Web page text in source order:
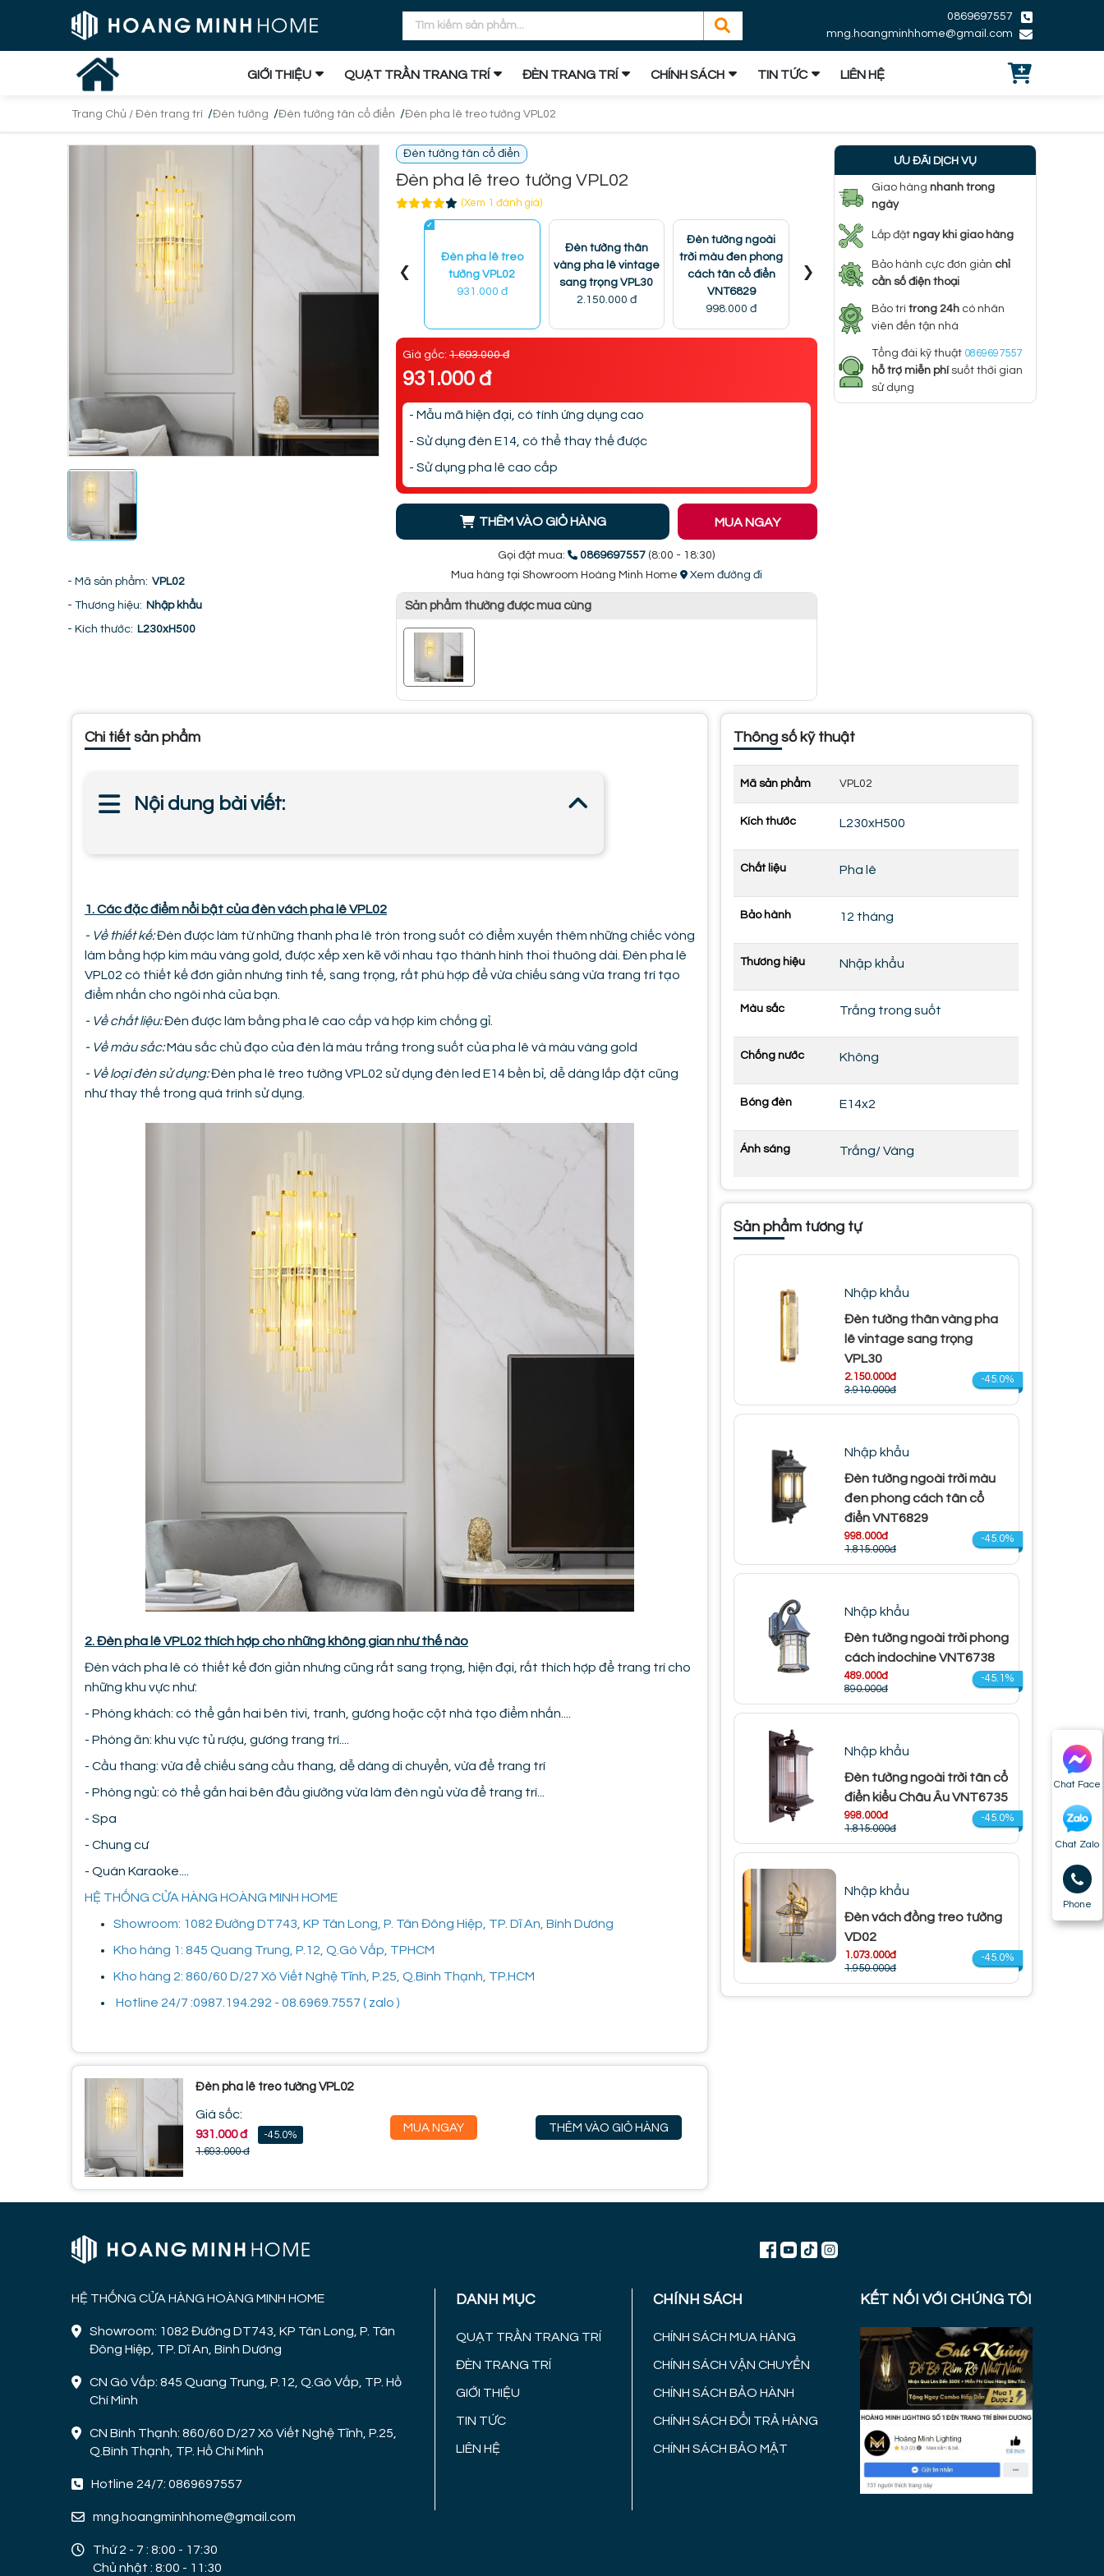
0869697557
mng.hoangminhhome@gmail.com
GIỚI THIỆU QUẠT TRẦN TRANG TRÍ ĐÈN TRANG TRÍ CHÍNH SÁCH TIN TỨC LIÊN HỆ
Chat Face
Chat Zalo
Phone
Trang Chủ / Đèn trang trí /Đèn tường /Đèn tường tân cổ điển /Đèn pha lê treo tường VPL02
- Mã sản phẩm: VPL02
- Thương hiệu: Nhập khẩu
- Kích thước: L230xH500
Đèn tường tân cổ điển
Đèn pha lê treo tường VPL02
(Xem 1 đánh giá)
Đèn pha lê treo
tường VPL02
931.000 đ
Đèn tường thân
vàng pha lê vintage
sang trọng VPL30
2.150.000 đ
Đèn tường ngoài
trời màu đen phong
cách tân cổ điển
VNT6829
998.000 đ
Đèn tường ngoài
trời phong cách
indochine VNT6738
trời tân cổ điển kiểu
Châu Âu VNT6735
‹ ›
Giá gốc: 1.693.000 đ
931.000 đ
- Mẫu mã hiện đại, có tính ứng dụng cao
- Sử dụng đèn E14, có thể thay thế được
- Sử dụng pha lê cao cấp
THÊM VÀO GIỎ HÀNG MUA NGAY
Gọi đặt mua: 0869697557 (8:00 - 18:30)
Mua hàng tại Showroom Hoàng Minh Home
Xem đường đi
Sản phẩm thường được mua cùng
ƯU ĐÃI DỊCH VỤ
Giao hàng nhanh trong
ngày
Lắp đặt ngay khi giao hàng
Bảo hành cực đơn giản chỉ
cần số điện thoại
Bảo trì trong 24hcó nhân
viên đến tận nhà
Tổng đài kỹ thuật 0869697557
hỗ trợ miễn phísuốt thời gian
sử dụng
Chi tiết sản phẩm
Nội dung bài viết:
1. Các đặc điểm nổi bật của đèn vách pha lê VPL02
- Về thiết kế:Đèn được làm từ những thanh pha lê tròn trong suốt có điểm xuyến thêm những chiếc vòng
làm bằng hợp kim màu vàng gold, được xếp xen kẽ với nhau tạo thành hình thoi thuông dài. Đèn pha lê
VPL02 có thiết kế đơn giản nhưng tinh tế, sang trọng, rất phù hợp để vừa chiếu sáng vừa trang trí tạo
điểm nhấn cho ngôi nhà của bạn.
- Về chất liệu:Đèn được làm bằng pha lê cao cấp và hợp kim chống gỉ.
- Về màu sắc:Màu sắc chủ đạo của đèn là màu trắng trong suốt của pha lê và màu vàng gold
- Về loại đèn sử dụng:Đèn pha lê treo tường VPL02 sử dụng đèn led E14 bền bỉ, dễ dàng lắp đặt cũng
như thay thế trong quá trình sử dụng.
2. Đèn pha lê VPL02 thích hợp cho những không gian như thế nào
Đèn vách pha lê có thiết kế đơn giản nhưng cũng rất sang trọng, hiện đại, rất thích hợp để trang trí cho
những khu vực như:
- Phòng khách: có thể gắn hai bên tivi, tranh, gương hoặc cột nhà tạo điểm nhấn....
- Phòng ăn: khu vực tủ rượu, gương trang trí....
- Cầu thang: vừa để chiếu sáng cầu thang, dễ dàng di chuyển, vừa để trang trí
- Phòng ngủ: có thể gắn hai bên đầu giường vừa làm đèn ngủ vừa để trang trí...
- Spa
- Chung cư
- Quán Karaoke....
HỆ THỐNG CỬA HÀNG HOÀNG MINH HOME
Showroom: 1082 Đường DT743, KP Tân Long, P. Tân Đông Hiệp, TP. Dĩ An, Bình Dương
Kho hàng 1: 845 Quang Trung, P.12, Q.Gò Vấp, TPHCM
Kho hàng 2: 860/60 D/27 Xô Viết Nghệ Tĩnh, P.25, Q.Bình Thạnh, TP.HCM
Hotline 24/7 :0987.194.292 - 08.6969.7557 ( zalo )
Đèn pha lê treo tường VPL02
Giá sốc:
931.000 đ
-45.0%
1.693.000 đ
MUA NGAY THÊM VÀO GIỎ HÀNG
Thông số kỹ thuật
Mã sản phẩm VPL02
Kích thước L230xH500
Chất liệu Pha lê
Bảo hành 12 tháng
Thương hiệu Nhập khẩu
Màu sắc Trắng trong suốt
Chống nước Không
Bóng đèn E14x2
Ánh sáng Trắng/ Vàng
Sản phẩm tương tự
Nhập khẩu
Đèn tường thân vàng pha
lê vintage sang trọng
VPL30
2.150.000đ
3.910.000đ
-45.0%
Nhập khẩu
Đèn tường ngoài trời màu
đen phong cách tân cổ
điển VNT6829
998.000đ
1.815.000đ
-45.0%
Nhập khẩu
Đèn tường ngoài trời phong
cách indochine VNT6738
489.000đ
890.000đ
-45.1%
Nhập khẩu
Đèn tường ngoài trời tân cổ
điển kiểu Châu Âu VNT6735
998.000đ
1.815.000đ
-45.0%
Nhập khẩu
Đèn vách đồng treo tường
VD02
1.073.000đ
1.950.000đ
-45.0%
HỆ THỐNG CỬA HÀNG HOÀNG MINH HOME
Showroom: 1082 Đường DT743, KP Tân Long, P. Tân
Đông Hiệp, TP. Dĩ An, Bình Dương
CN Gò Vấp: 845 Quang Trung, P.12, Q.Gò Vấp, TP. Hồ
Chí Minh
CN Bình Thạnh: 860/60 D/27 Xô Viết Nghệ Tĩnh, P.25,
Q.Bình Thạnh, TP. Hồ Chí Minh
Hotline 24/7: 0869697557
mng.hoangminhhome@gmail.com
Thứ 2 - 7 : 8:00 - 17:30
Chủ nhật : 8:00 - 11:30
DANH MỤC
QUẠT TRẦN TRANG TRÍ
ĐÈN TRANG TRÍ
GIỚI THIỆU
TIN TỨC
LIÊN HỆ
CHÍNH SÁCH
CHÍNH SÁCH MUA HÀNG
CHÍNH SÁCH VẬN CHUYỂN
CHÍNH SÁCH BẢO HÀNH
CHÍNH SÁCH ĐỔI TRẢ HÀNG
CHÍNH SÁCH BẢO MẬT
KẾT NỐI VỚI CHÚNG TÔI